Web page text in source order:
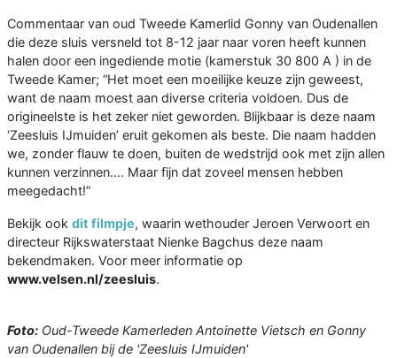
Commentaar van oud Tweede Kamerlid Gonny van Oudenallen
die deze sluis versneld tot 8-12 jaar naar voren heeft kunnen
halen door een ingediende motie (kamerstuk 30 800 A ) in de
Tweede Kamer; “Het moet een moeilijke keuze zijn geweest,
want de naam moest aan diverse criteria voldoen. Dus de
origineelste is het zeker niet geworden. Blijkbaar is deze naam
‘Zeesluis IJmuiden’ eruit gekomen als beste. Die naam hadden
we, zonder flauw te doen, buiten de wedstrijd ook met zijn allen
kunnen verzinnen…. Maar fijn dat zoveel mensen hebben
meegedacht!”
Bekijk ook dit filmpje, waarin wethouder Jeroen Verwoort en
directeur Rijkswaterstaat Nienke Bagchus deze naam
bekendmaken. Voor meer informatie op
www.velsen.nl/zeesluis.
Foto: Oud-Tweede Kamerleden Antoinette Vietsch en Gonny
van Oudenallen bij de 'Zeesluis IJmuiden'